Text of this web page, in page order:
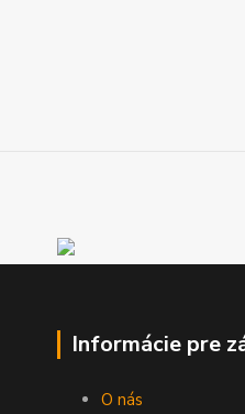
Informácie pre
O nás